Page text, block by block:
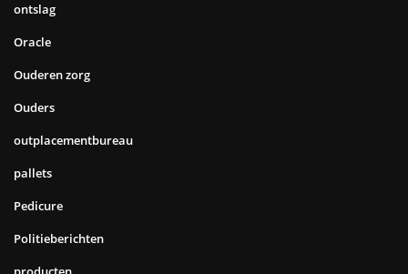
ontslag
Oracle
Ouderen zorg
Ouders
outplacementbureau
pallets
Pedicure
Politieberichten